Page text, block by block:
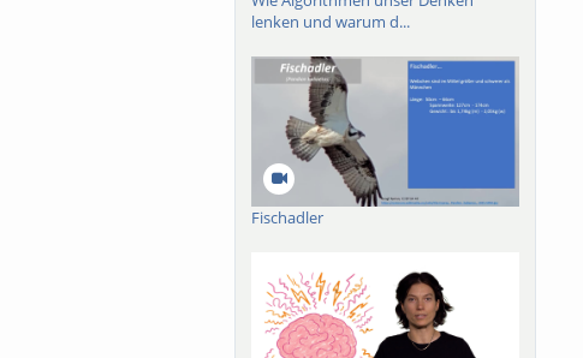
lenken und warum d...
Fischadler